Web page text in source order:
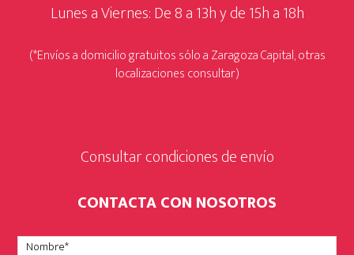
Lunes a Viernes: De 8 a 13h y de 15h a 18h
(*Envíos a domicilio gratuitos sólo a Zaragoza Capital, otras
localizaciones consultar)
Consultar condiciones de envío
CONTACTA CON NOSOTROS